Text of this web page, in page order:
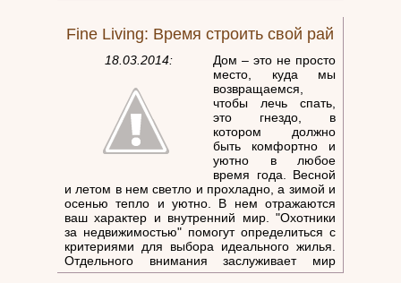
Fine Living: Время строить свой рай
18.03.2014:
Дом – это не просто
место, куда мы
возвращаемся,
чтобы лечь спать,
это гнездо, в
котором должно
быть комфортно и
уютно в любое
время года. Весной
и летом в нем светло и прохладно, а зимой и
осенью тепло и уютно. В нем отражаются
ваш характер и внутренний мир. "Охотники
за недвижимостью" помогут определиться с
критериями для выбора идеального жилья.
Отдельного внимания заслуживает мир
вокруг дома. Весна – лучшее время года